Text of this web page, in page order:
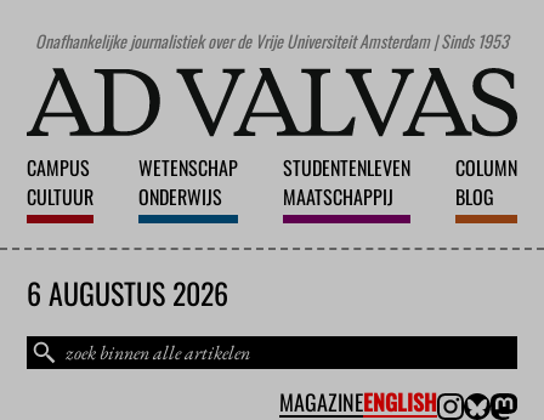
Onafhankelijke journalistiek over de Vrije Universiteit Amsterdam | Sinds 1953
CAMPUS
CULTUUR
WETENSCHAP
ONDERWIJS
STUDENTENLEVEN
MAATSCHAPPIJ
COLUMN
BLOG
6 AUGUSTUS 2026
MAGAZINEENGLISH